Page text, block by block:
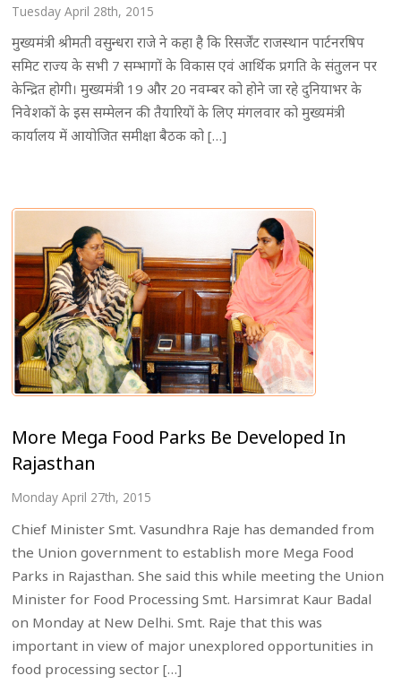
Tuesday April 28th, 2015
मुख्यमंत्री श्रीमती वसुन्धरा राजे ने कहा है कि रिसर्जेंट राजस्थान पार्टनरषिप
समिट राज्य के सभी 7 सम्भागों के विकास एवं आर्थिक प्रगति के संतुलन पर
केन्द्रित होगी। मुख्यमंत्री 19 और 20 नवम्बर को होने जा रहे दुनियाभर के
निवेशकों के इस सम्मेलन की तैयारियों के लिए मंगलवार को मुख्यमंत्री
कार्यालय में आयोजित समीक्षा बैठक को […]
More Mega Food Parks Be Developed In
Rajasthan
Monday April 27th, 2015
Chief Minister Smt. Vasundhra Raje has demanded from
the Union government to establish more Mega Food
Parks in Rajasthan. She said this while meeting the Union
Minister for Food Processing Smt. Harsimrat Kaur Badal
on Monday at New Delhi. Smt. Raje that this was
important in view of major unexplored opportunities in
food processing sector […]